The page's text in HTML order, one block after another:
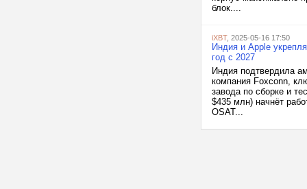
блок....
iXBT, 2025-05-16 17:50
Индия и Apple
год с 2027
Индия подтвердила
компания Foxconn,
завода по сборке и
$435 млн) начнёт
OSAT...